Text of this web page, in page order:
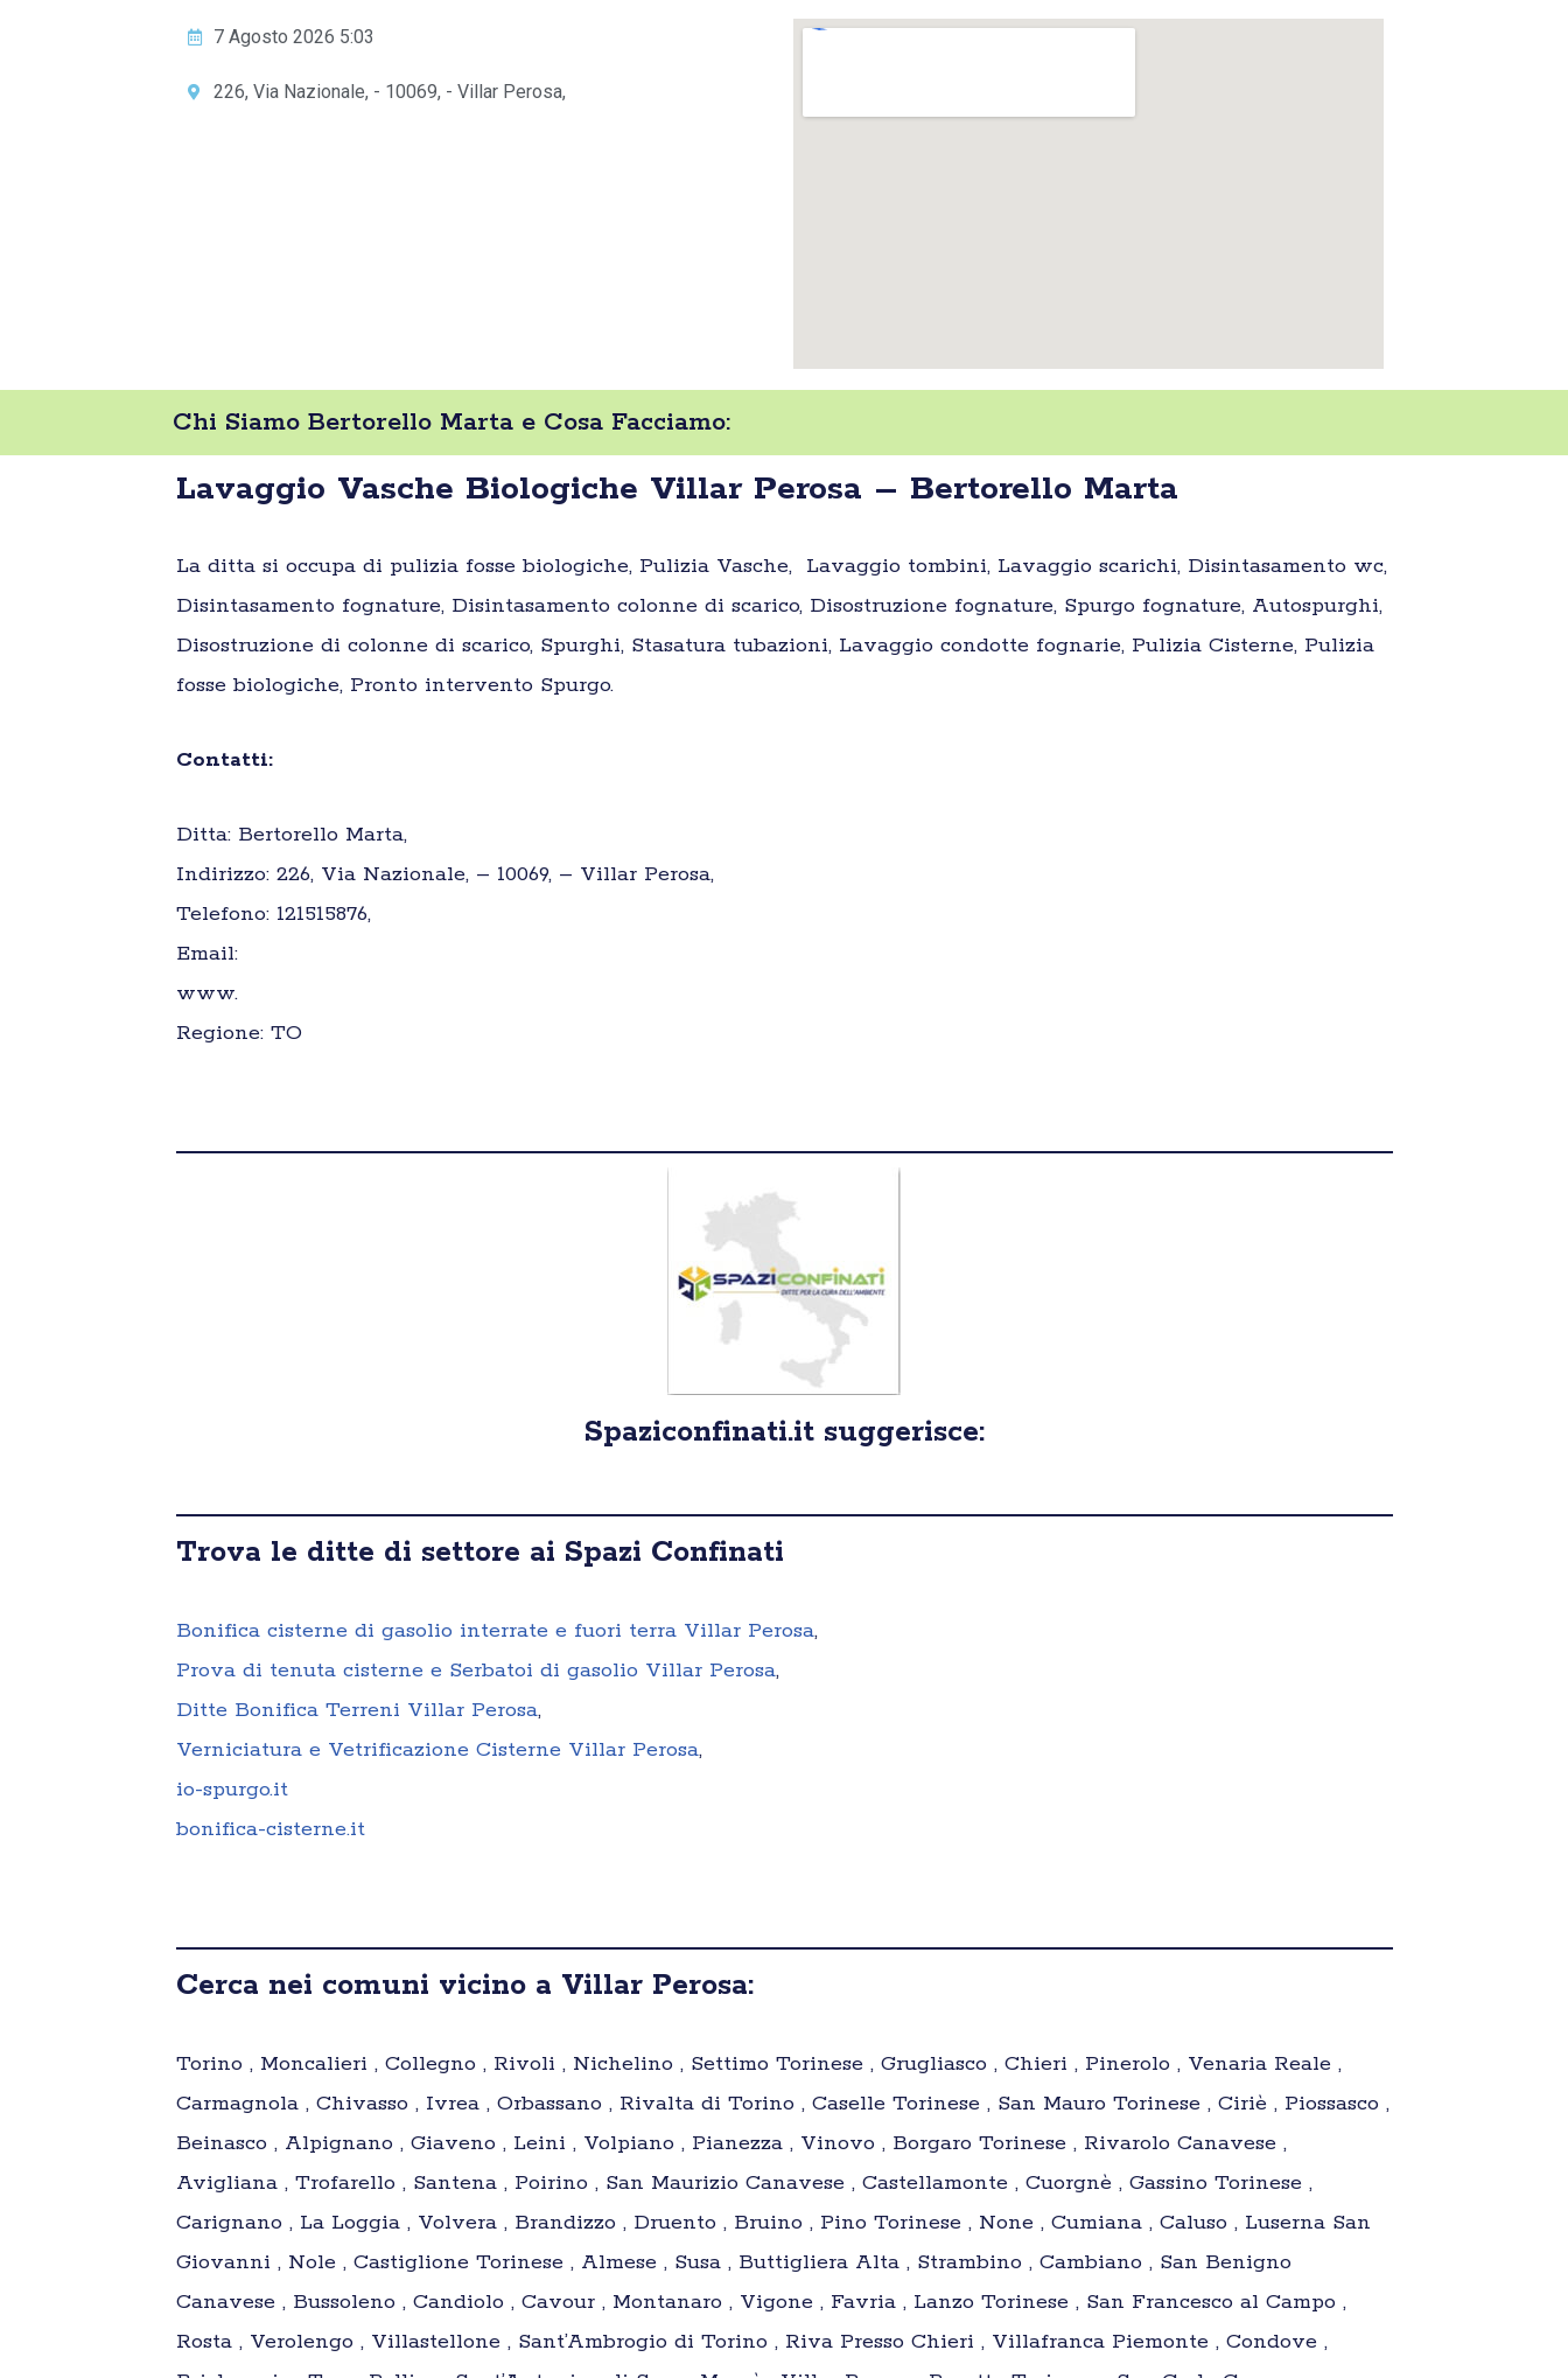
7 Agosto 2026 5:03
226, Via Nazionale, - 10069, - Villar Perosa,
Chi Siamo Bertorello Marta e Cosa Facciamo:
Lavaggio Vasche Biologiche Villar Perosa – Bertorello Marta
La ditta si occupa di pulizia fosse biologiche, Pulizia Vasche, Lavaggio tombini, Lavaggio scarichi, Disintasamento wc,
Disintasamento fognature, Disintasamento colonne di scarico, Disostruzione fognature, Spurgo fognature, Autospurghi,
Disostruzione di colonne di scarico, Spurghi, Stasatura tubazioni, Lavaggio condotte fognarie, Pulizia Cisterne, Pulizia
fosse biologiche, Pronto intervento Spurgo.
Contatti:
Ditta: Bertorello Marta,
Indirizzo: 226, Via Nazionale, – 10069, – Villar Perosa,
Telefono: 121515876,
Email:
www.
Regione: TO
Spaziconfinati.it suggerisce:
Trova le ditte di settore ai Spazi Confinati
Bonifica cisterne di gasolio interrate e fuori terra Villar Perosa,
Prova di tenuta cisterne e Serbatoi di gasolio Villar Perosa,
Ditte Bonifica Terreni Villar Perosa,
Verniciatura e Vetrificazione Cisterne Villar Perosa,
io-spurgo.it
bonifica-cisterne.it
Cerca nei comuni vicino a Villar Perosa:
Torino , Moncalieri , Collegno , Rivoli , Nichelino , Settimo Torinese , Grugliasco , Chieri , Pinerolo , Venaria Reale ,
Carmagnola , Chivasso , Ivrea , Orbassano , Rivalta di Torino , Caselle Torinese , San Mauro Torinese , Ciriè , Piossasco ,
Beinasco , Alpignano , Giaveno , Leini , Volpiano , Pianezza , Vinovo , Borgaro Torinese , Rivarolo Canavese ,
Avigliana , Trofarello , Santena , Poirino , San Maurizio Canavese , Castellamonte , Cuorgnè , Gassino Torinese ,
Carignano , La Loggia , Volvera , Brandizzo , Druento , Bruino , Pino Torinese , None , Cumiana , Caluso , Luserna San
Giovanni , Nole , Castiglione Torinese , Almese , Susa , Buttigliera Alta , Strambino , Cambiano , San Benigno
Canavese , Bussoleno , Candiolo , Cavour , Montanaro , Vigone , Favria , Lanzo Torinese , San Francesco al Campo ,
Rosta , Verolengo , Villastellone , Sant’Ambrogio di Torino , Riva Presso Chieri , Villafranca Piemonte , Condove ,